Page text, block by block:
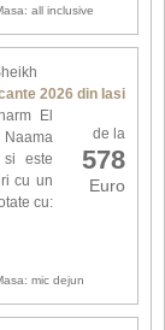
all inclusive
2026 din Iasi
de la
578
Euro
El
este
cu un
cu:
mic dejun